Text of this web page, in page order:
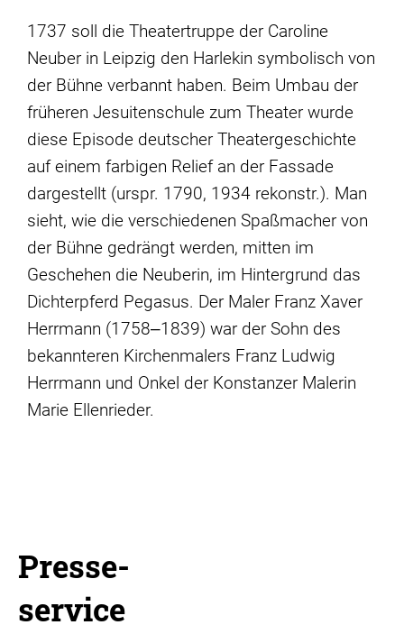
1737 soll die Theatertruppe der Caroline
Neuber in Leipzig den Harlekin symbolisch von
der Bühne verbannt haben. Beim Umbau der
früheren Jesuitenschule zum Theater wurde
diese Episode deutscher Theatergeschichte
auf einem farbigen Relief an der Fassade
dargestellt (urspr. 1790, 1934 rekonstr.). Man
sieht, wie die verschiedenen Spaßmacher von
der Bühne gedrängt werden, mitten im
Geschehen die Neuberin, im Hintergrund das
Dichterpferd Pegasus. Der Maler Franz Xaver
Herrmann (1758‒1839) war der Sohn des
bekannteren Kirchenmalers Franz Ludwig
Herrmann und Onkel der Konstanzer Malerin
Marie Ellenrieder.
Presse-
service